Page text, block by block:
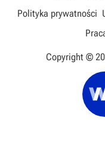
Polityka prywatności
Copyright ©